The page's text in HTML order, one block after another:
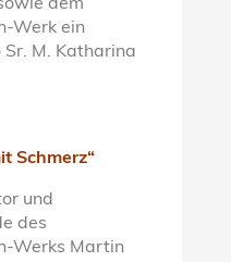
dem
Werk ein
Sr. M. Katharina
Schmerz“
und
des
Werks Martin